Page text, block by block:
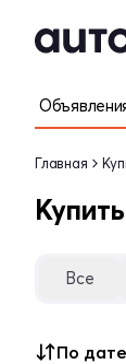
Главная
Все
По